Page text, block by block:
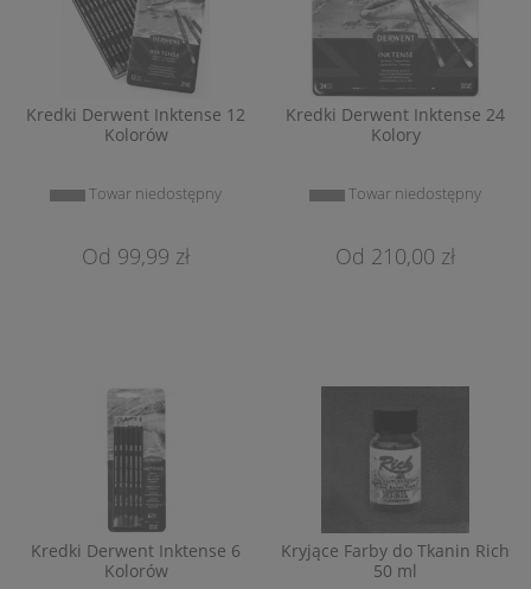
Kredki Derwent Inktense 12
Kolorów
Towar niedostępny
99,99 zł
Kredki Derwent Inktense 24
Kolory
Towar niedostępny
210,00 zł
Kredki Derwent Inktense 6
Kolorów
Kryjące Farby do Tkanin Rich
50 ml